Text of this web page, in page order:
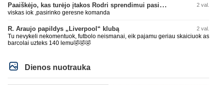
Paaiškėjo, kas turėjo įtakos Rodri sprendimui pasirinkti Barselonos pusę 2 val.
viskas iok ,pasirinko geresne komanda
R. Araujo papildys „Liverpool“ klubą 2 val.
Tu nevykeli nekomentuok, futbolo neismanai, eik pajamu geriau skaiciuok as
barcolai uzteks 140 lemu🤣🤣🤣
Dienos nuotrauka